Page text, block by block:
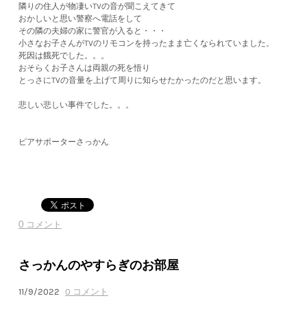
隣りの住人が物凄いTVの音が聞こえてきて
おかしいと思い警察へ電話をして
その隣の夫婦の家に警官が入ると・・・
小さなお子さんがTVのリモコンを持ったまま亡くなられていました。
死因は餓死でした。。。
おそらくお子さんは両親の死を悟り
とっさにTVの音量を上げて周りに知らせたかったのだと思います。
悲しい悲しい事件でした。。。
ピアサポーターさっかん
0 コメント
さっかんのやすらぎのお部屋
11/9/2022 0 コメント